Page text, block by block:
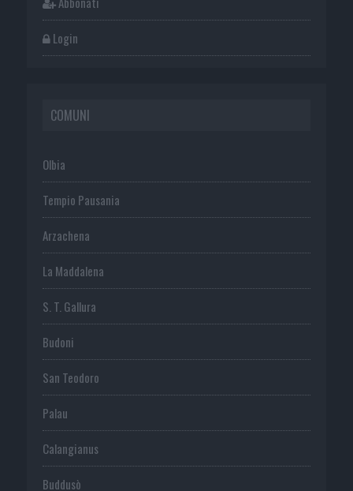
Login
COMUNI
Olbia
Tempio Pausania
Arzachena
La Maddalena
S. T. Gallura
Budoni
San Teodoro
Palau
Calangianus
Buddusò